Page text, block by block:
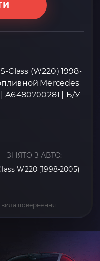
Class (W220) 1998-
Mercedes
| A6480700281 | Б/У
ЗНЯТО З АВТО:
W220 (1998-2005)
повернення